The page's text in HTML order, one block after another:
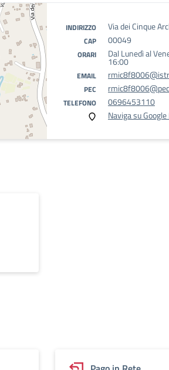
INDIRIZZO Via dei Cinque
CAP 00049
ORARI Dal Lunedì al
16:00
EMAIL
PEC
TELEFONO
0696453110
Naviga su